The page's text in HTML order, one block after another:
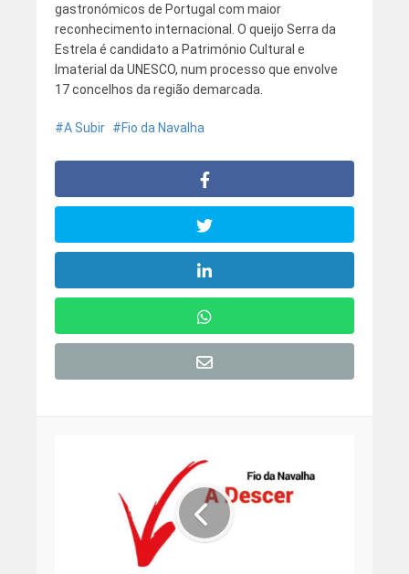
gastronómicos de Portugal com maior
reconhecimento internacional. O queijo Serra da
Estrela é candidato a Património Cultural e
Imaterial da UNESCO, num processo que envolve
17 concelhos da região demarcada.
A Subir Fio da Navalha